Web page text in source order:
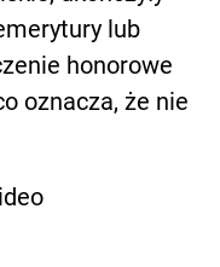
lub
honorowe
oznacza, że nie